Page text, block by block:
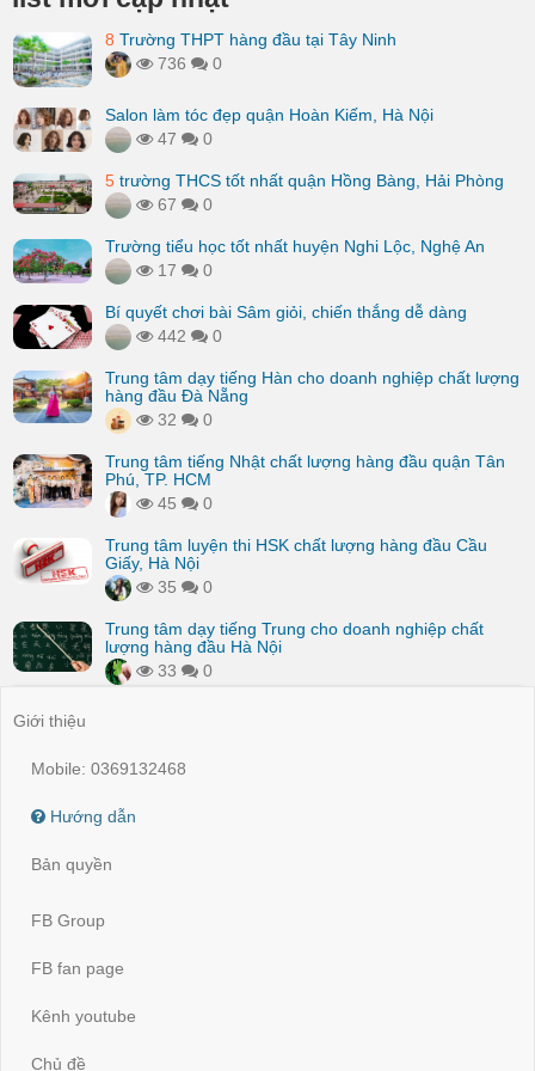
8 Trường THPT hàng đầu tại Tây Ninh
736
0
Salon làm tóc đẹp quận Hoàn Kiếm, Hà Nội
47
0
5 trường THCS tốt nhất quận Hồng Bàng, Hải Phòng
67
0
Trường tiểu học tốt nhất huyện Nghi Lộc, Nghệ An
17
0
Bí quyết chơi bài Sâm giỏi, chiến thắng dễ dàng
442
0
Trung tâm dạy tiếng Hàn cho doanh nghiệp chất lượng
hàng đầu Đà Nẵng
32
0
Trung tâm tiếng Nhật chất lượng hàng đầu quận Tân
Phú, TP. HCM
45
0
Trung tâm luyện thi HSK chất lượng hàng đầu Cầu
Giấy, Hà Nội
35
0
Trung tâm dạy tiếng Trung cho doanh nghiệp chất
lượng hàng đầu Hà Nội
33
0
Giới thiệu
Mobile: 0369132468
Hướng dẫn
Bản quyền
FB Group
FB fan page
Kênh youtube
Chủ đề